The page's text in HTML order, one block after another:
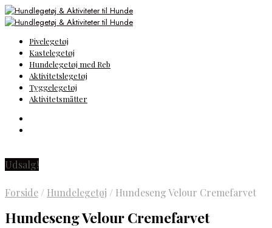
Pivelegetøj
Kastelegetøj
Hundelegetøj med Reb
Aktivitetslegetøj
Tyggelegetøj
Aktivitetsmåtter
Udsalg!
Forside / Hundelegetøj / Hundeseng Velour Cremefarvet
Hundeseng Velour Cremefarvet